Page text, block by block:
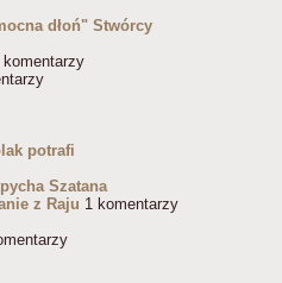
dłoń" Stwórcy
komentarzy
potrafi
Szatana
z Raju 1 komentarzy